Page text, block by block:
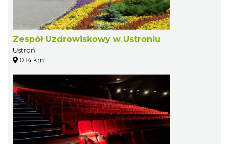
Zespół Uzdrowiskowy w Ustroniu
Ustroń
0.14 km